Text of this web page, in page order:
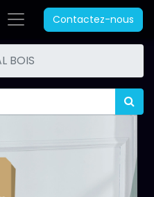
Contactez-nous
BOIS